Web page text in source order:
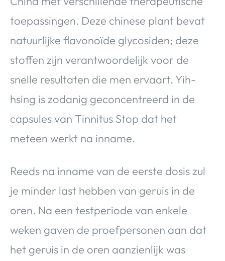
toepassingen. Deze chinese plant bevat
natuurlijke flavonoïde glycosiden; deze
stoffen zijn verantwoordelijk voor de
snelle resultaten die men ervaart. Yih-
hsing is zodanig geconcentreerd in de
capsules van Tinnitus Stop dat het
meteen werkt na inname.
Reeds na inname van de eerste dosis zul
je minder last hebben van geruis in de
oren. Na een testperiode van enkele
weken gaven de proefpersonen aan dat
het geruis in de oren aanzienlijk was